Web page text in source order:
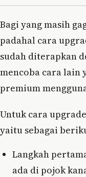
Bagi yang masih
padahal cara
sudah diterapkan
mencoba cara lain
premium
Untuk cara
yaitu sebagai
Langkah
ada di pojok